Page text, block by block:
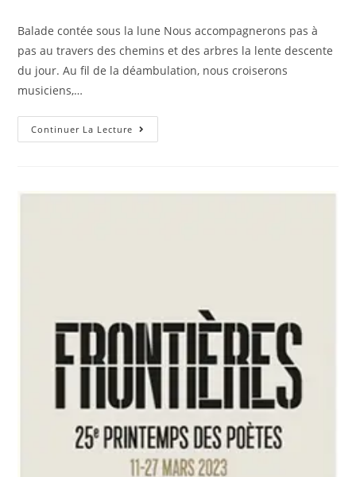
Balade contée sous la lune Nous accompagnerons pas à
pas au travers des chemins et des arbres la lente descente
du jour. Au fil de la déambulation, nous croiserons
musiciens,…
Continuer La Lecture